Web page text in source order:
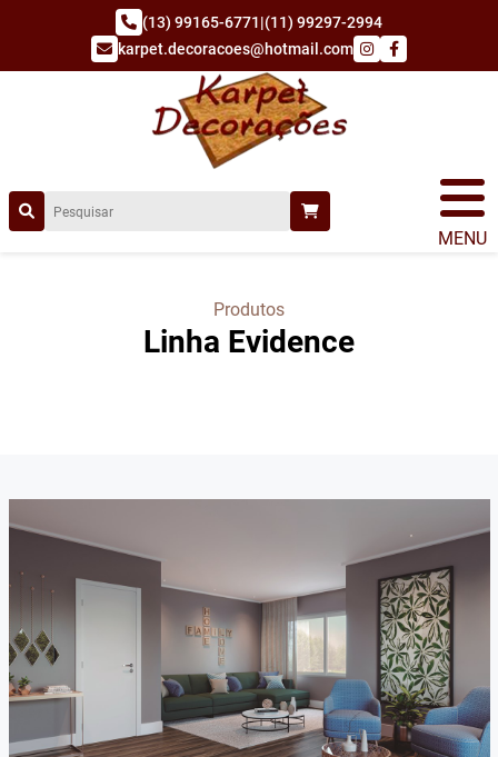
(13) 99165-6771|(11) 99297-2994
karpet.decoracoes@hotmail.com
MENU
Produtos
Linha Evidence